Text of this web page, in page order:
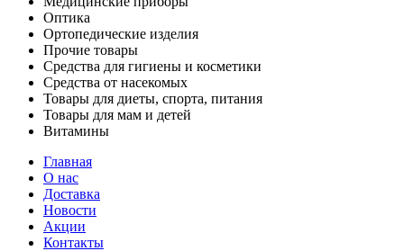
Оптика
Ортопедические изделия
Прочие товары
Средства для гигиены и косметики
Средства от насекомых
Товары для диеты, спорта, питания
Товары для мам и детей
Витамины
Главная
О нас
Доставка
Новости
Акции
Контакты